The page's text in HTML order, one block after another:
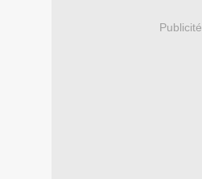
Publicité